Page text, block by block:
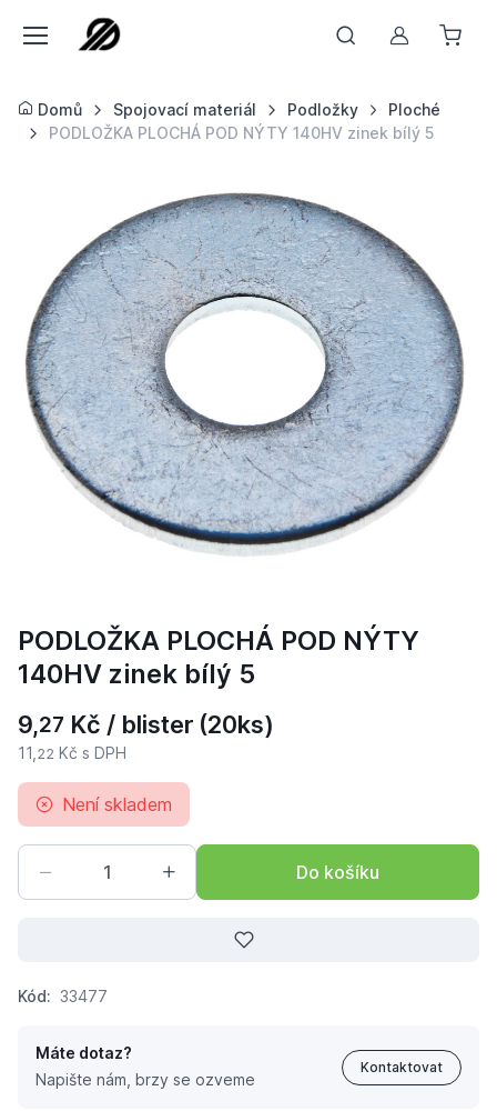
Můj účet
Domů Spojovací materiál Podložky
Ploché
PODLOŽKA PLOCHÁ POD NÝTY 140HV zinek bílý 5
PODLOŽKA PLOCHÁ POD NÝTY
140HV zinek bílý 5
9,27 Kč / blister (20ks)
11, 22 Kč s DPH
Není skladem
Do košíku
Kód: 33477
Máte dotaz?
Napište nám, brzy se ozveme
Kontaktovat